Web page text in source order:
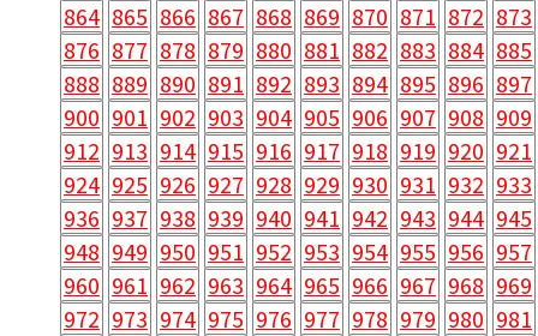
864 865 866 867 868 869 870 871 872 873
876 877 878 879 880 881 882 883 884 885
888 889 890 891 892 893 894 895 896 897
900 901 902 903 904 905 906 907 908 909
912 913 914 915 916 917 918 919 920 921
924 925 926 927 928 929 930 931 932 933
936 937 938 939 940 941 942 943 944 945
948 949 950 951 952 953 954 955 956 957
960 961 962 963 964 965 966 967 968 969
972 973 974 975 976 977 978 979 980 981